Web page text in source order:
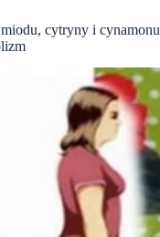
cytryny i cynamonu